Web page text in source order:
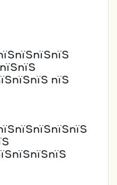
пїЅ